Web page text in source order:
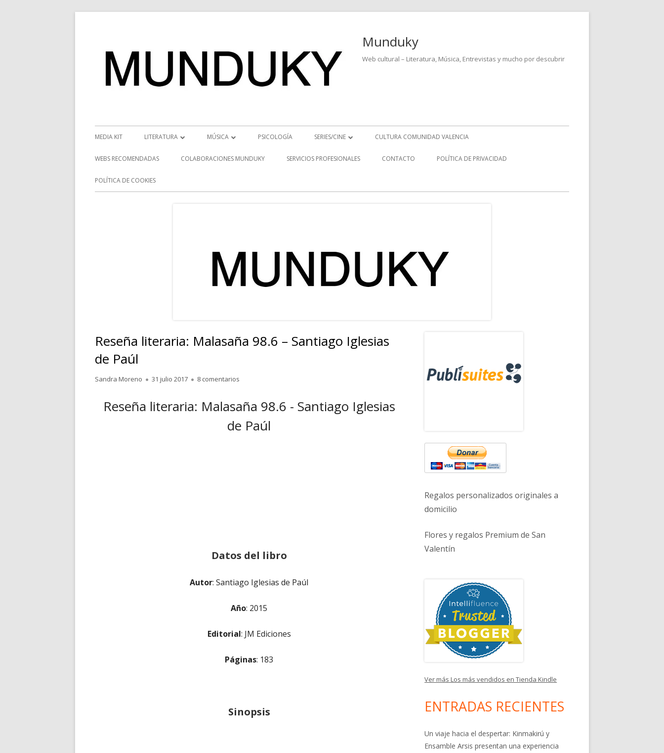
Munduky
Web cultural – Literatura, Música, Entrevistas y mucho por descubrir
Menú
principal
MEDIA KIT LITERATURA
RESEÑAS
NOVEDADES
MÚSICA
NOTICIAS MUSICALES
PSICOLOGÍA SERIES/CINE
SERIES
CULTURA COMUNIDAD VALENCIA
WEBS RECOMENDADAS COLABORACIONES MUNDUKY SERVICIOS PROFESIONALES CONTACTO POLÍTICA DE PRIVACIDAD
POLÍTICA DE COOKIES
Reseña literaria: Malasaña 98.6 – Santiago Iglesias
de Paúl
Autor
Sandra Moreno
Publicado
31 julio 2017 8 comentarios
Reseña literaria: Malasaña 98.6 - Santiago Iglesias
de Paúl
Datos del libro
Autor: Santiago Iglesias de Paúl
Año: 2015
Editorial: JM Ediciones
Páginas: 183
Sinopsis
lateral
principal
Regalos personalizados originales a
domicilio
Flores y regalos Premium de San
Valentín
Ver más Los más vendidos en Tienda Kindle
ENTRADAS RECIENTES
Un viaje hacia el despertar: Kinmakirú y
Ensamble Arsis presentan una experiencia